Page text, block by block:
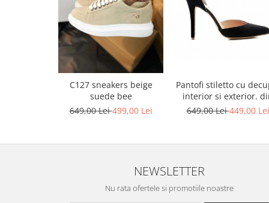
C127 sneakers beige
suede bee
649,00 Lei499,00 Lei
Pantofi stiletto cu
interior si exterior.
piele intoarsa neagra
649,00 Lei449,00 Lei
NEWSLETTER
Nu rata ofertele si promotiile noastre